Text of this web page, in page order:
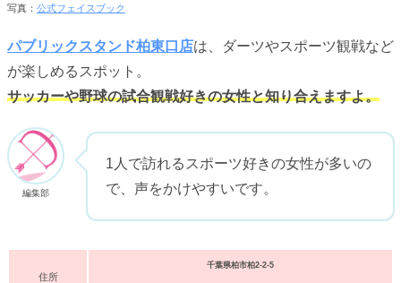
写真： 公式フェイスブック
パブリックスタンド柏東口店は、ダーツやスポーツ観戦など
が楽しめるスポット。
サッカーや野球の試合観戦好きの女性と知り合えますよ。
編集部
1人で訪れるスポーツ好きの女性が多いの
で、声をかけやすいです。
住所
千葉県柏市柏2-2-5